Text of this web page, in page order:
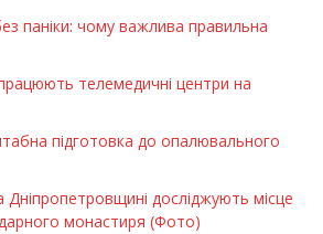
паніки: чому важлива правильна
телемедичні центри на
підготовка до опалювального
досліджують місце
монастиря (Фото)